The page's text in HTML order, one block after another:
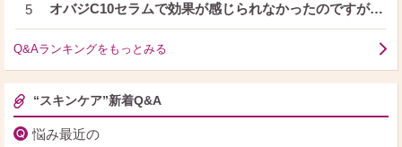
5 オバジC10セラムで効果が感じられなかったのですが…
Q&Aランキングをもっとみる
“スキンケア”新着Q&A
悩み最近の